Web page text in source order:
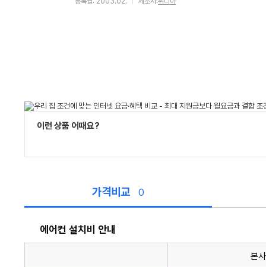
이런 상품 어때요?
가격비교 0
에어컨 설치비 안내
본